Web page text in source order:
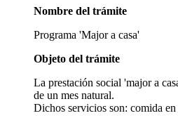
Nombre del trámite
Programa 'Major a casa'
Objeto del trámite
La prestación social 'major a
de un mes natural.
Dichos servicios son: comida